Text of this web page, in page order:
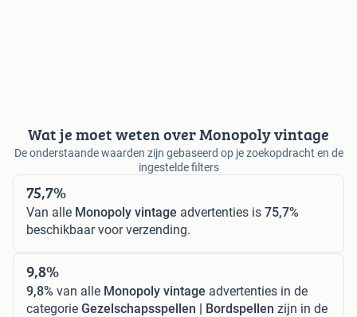
Wat je moet weten over Monopoly vintage
De onderstaande waarden zijn gebaseerd op je zoekopdracht en de
ingestelde filters
75,7%
Van alle Monopoly vintage advertenties is 75,7%
beschikbaar voor verzending.
9,8%
9,8% van alle Monopoly vintage advertenties in de
categorie Gezelschapsspellen | Bordspellen zijn in de